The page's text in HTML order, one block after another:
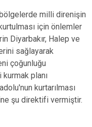
milli direnişin
için önlemler
Diyarbakır, Halep ve
sağlayarak
çoğunluğu
planı
kurtarılması
şu direktifi vermiştir.